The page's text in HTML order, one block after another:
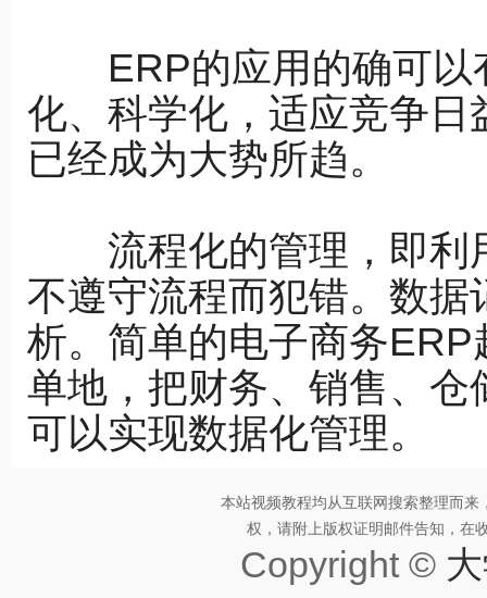
ERP的应用的确可以
化、科学化，适应竞争
已经成为大势所趋。
流程化的管理，即利
不遵守流程而犯错。数
析。简单的电子商务
单地，把财务、销售、
可以实现数据化管理。
本站视频教程均从互联网搜索整理而
权，请附上版权证明邮件告知，在
Copyright ©